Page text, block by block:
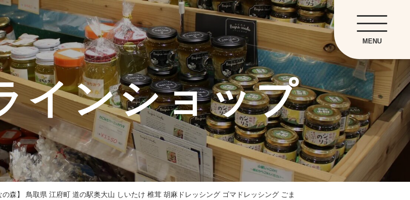
MENU
インショップ
森】 鳥取県 江府町 道の駅奥大山 しいたけ 椎茸 胡麻ドレッシング ゴマドレッシング ごま